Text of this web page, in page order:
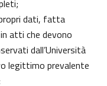
dati, fatta
atti che devono
dall’Università
legittimo prevalente